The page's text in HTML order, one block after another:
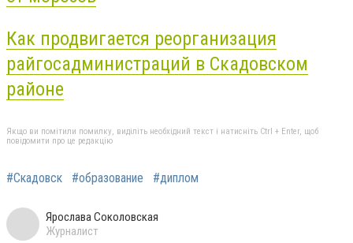
Как продвигается реорганизация
райгосадминистраций в Скадовском
районе
Якщо ви помітили помилку, виділіть необхідний текст і натисніть Ctrl + Enter, щоб
повідомити про це редакцію
#Скадовск #образование #диплом
Ярослава Соколовская
Журналист